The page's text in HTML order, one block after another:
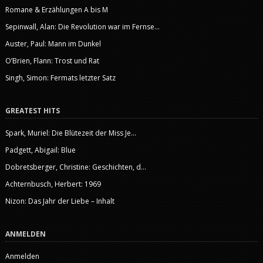
Romane & Erzählungen A bis M
Sepinwall, Alan: Die Revolution war im Fernse...
Auster, Paul: Mann im Dunkel
O’Brien, Flann: Trost und Rat
Singh, Simon: Fermats letzter Satz
GREATEST HITS
Spark, Muriel: Die Blütezeit der Miss Je...
Padgett, Abigail: Blue
Dobretsberger, Christine: Geschichten, d...
Achternbusch, Herbert: 1969
Nizon: Das Jahr der Liebe – Inhalt
ANMELDEN
Anmelden